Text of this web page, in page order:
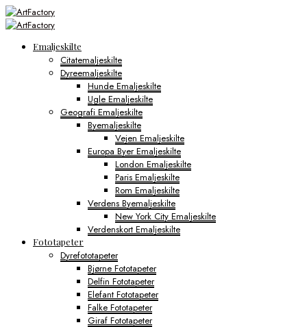
Emaljeskilte
Citatemaljeskilte
Dyreemaljeskilte
Hunde Emaljeskilte
Ugle Emaljeskilte
Geografi Emaljeskilte
Byemaljeskilte
Vejen Emaljeskilte
Europa Byer Emaljeskilte
London Emaljeskilte
Paris Emaljeskilte
Rom Emaljeskilte
Verdens Byemaljeskilte
New York City Emaljeskilte
Verdenskort Emaljeskilte
Fototapeter
Dyrefototapeter
Bjørne Fototapeter
Delfin Fototapeter
Elefant Fototapeter
Falke Fototapeter
Giraf Fototapeter